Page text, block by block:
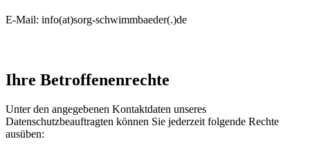
E-Mail: info(at)sorg-schwimmbaeder(.)de
Ihre Betroffenenrechte
Unter den angegebenen Kontaktdaten unseres
Datenschutzbeauftragten können Sie jederzeit folgende Rechte
ausüben: